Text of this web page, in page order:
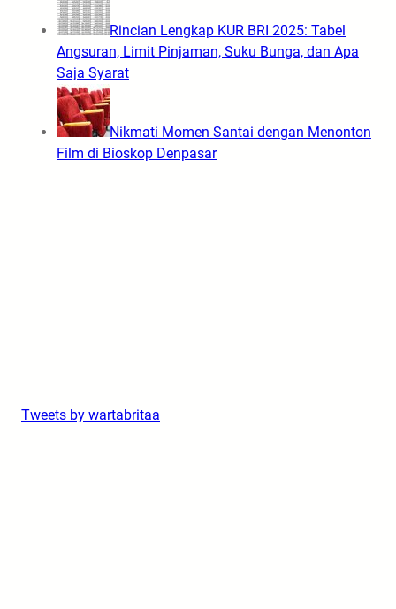
Rincian Lengkap KUR BRI 2025: Tabel
Angsuran, Limit Pinjaman, Suku Bunga, dan Apa
Saja Syarat
Nikmati Momen Santai dengan Menonton
Film di Bioskop Denpasar
Tweets by wartabritaa